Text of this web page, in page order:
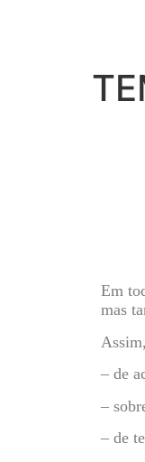
Em
mas
– de
–
– de